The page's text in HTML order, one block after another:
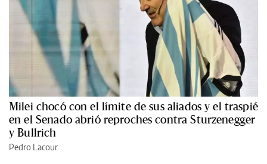
Milei chocó con el límite de sus aliados y el traspié
en el Senado abrió reproches contra Sturzenegger
y Bullrich
Pedro Lacour